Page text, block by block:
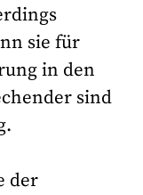
sie für
in den
sind
der